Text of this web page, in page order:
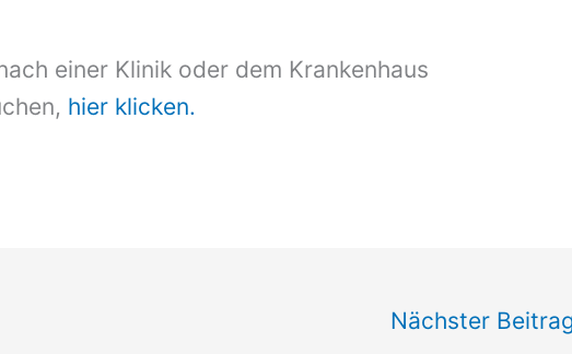
einer Klinik oder dem Krankenhaus
hier klicken.
Nächster